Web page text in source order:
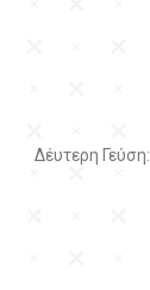
Δέυτερη Γεύση: